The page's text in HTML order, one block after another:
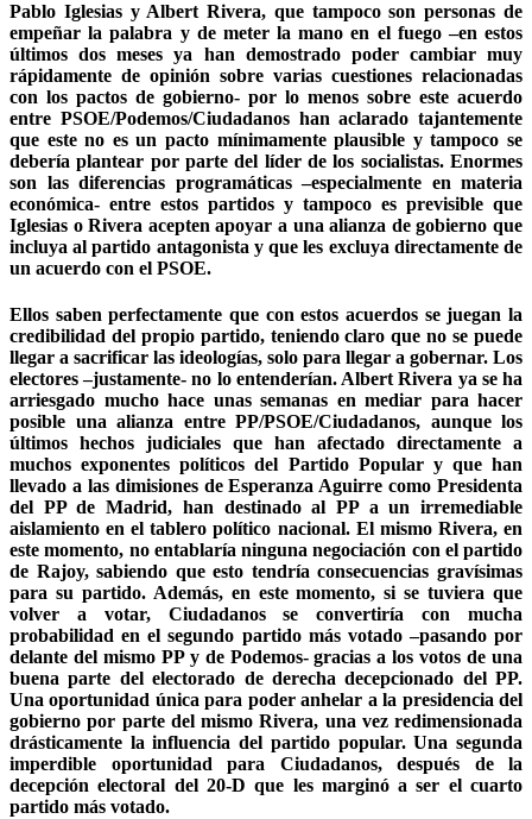
Pablo Iglesias y Albert Rivera, que tampoco son personas de
empeñar la palabra y de meter la mano en el fuego –en estos
últimos dos meses ya han demostrado poder cambiar muy
rápidamente de opinión sobre varias cuestiones relacionadas
con los pactos de gobierno- por lo menos sobre este acuerdo
entre PSOE/Podemos/Ciudadanos han aclarado tajantemente
que este no es un pacto mínimamente plausible y tampoco se
debería plantear por parte del líder de los socialistas. Enormes
son las diferencias programáticas –especialmente en materia
económica- entre estos partidos y tampoco es previsible que
Iglesias o Rivera acepten apoyar a una alianza de gobierno que
incluya al partido antagonista y que les excluya directamente de
un acuerdo con el PSOE.
Ellos saben perfectamente que con estos acuerdos se juegan la
credibilidad del propio partido, teniendo claro que no se puede
llegar a sacrificar las ideologías, solo para llegar a gobernar. Los
electores –justamente- no lo entenderían. Albert Rivera ya se ha
arriesgado mucho hace unas semanas en mediar para hacer
posible una alianza entre PP/PSOE/Ciudadanos, aunque los
últimos hechos judiciales que han afectado directamente a
muchos exponentes políticos del Partido Popular y que han
llevado a las dimisiones de Esperanza Aguirre como Presidenta
del PP de Madrid, han destinado al PP a un irremediable
aislamiento en el tablero político nacional. El mismo Rivera, en
este momento, no entablaría ninguna negociación con el partido
de Rajoy, sabiendo que esto tendría consecuencias gravísimas
para su partido. Además, en este momento, si se tuviera que
volver a votar, Ciudadanos se convertiría con mucha
probabilidad en el segundo partido más votado –pasando por
delante del mismo PP y de Podemos- gracias a los votos de una
buena parte del electorado de derecha decepcionado del PP.
Una oportunidad única para poder anhelar a la presidencia del
gobierno por parte del mismo Rivera, una vez redimensionada
drásticamente la influencia del partido popular. Una segunda
imperdible oportunidad para Ciudadanos, después de la
decepción electoral del 20-D que les marginó a ser el cuarto
partido más votado.